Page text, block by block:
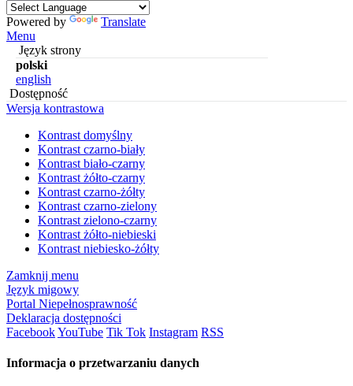
Powered by
Translate
Menu
Język strony
polski
english
Dostępność
Wersja kontrastowa
Kontrast domyślny
Kontrast czarno-biały
Kontrast biało-czarny
Kontrast żółto-czarny
Kontrast czarno-żółty
Kontrast czarno-zielony
Kontrast zielono-czarny
Kontrast żółto-niebieski
Kontrast niebiesko-żółty
Zamknij menu
Język migowy
Portal Niepełnosprawność
Deklaracja dostępności
FacebookYouTube Tik Tok Instagram RSS
Informacja o przetwarzaniu danych